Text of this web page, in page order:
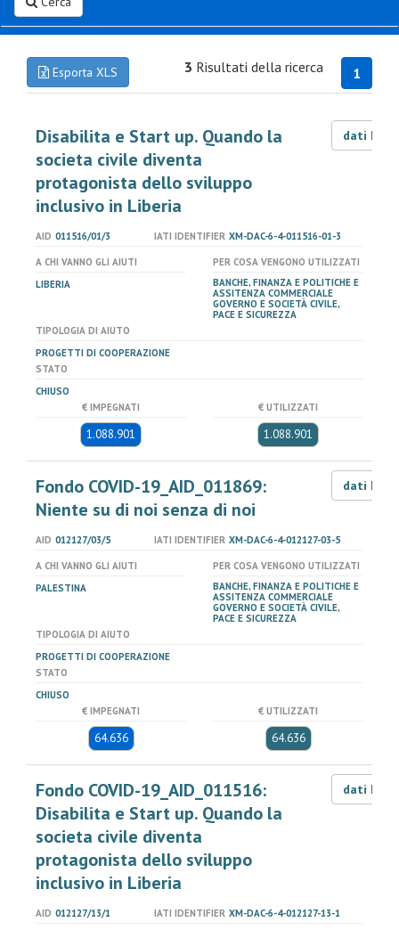
Esporta XLS 1
3 Risultati della ricerca
Disabilita e Start up. Quando la
societa civile diventa
protagonista dello sviluppo
inclusivo in Liberia
dati LOD
AID 011516/01/3 IATI IDENTIFIER XM-DAC-6-4-011516-01-3
A CHI VANNO GLI AIUTI
LIBERIA
PER COSA VENGONO UTILIZZATI
BANCHE, FINANZA E POLITICHE E
ASSITENZA COMMERCIALE
GOVERNO E SOCIETÀ CIVILE,
PACE E SICUREZZA
TIPOLOGIA DI AIUTO
PROGETTI DI COOPERAZIONE
STATO
CHIUSO
€ IMPEGNATI
1.088.901
€ UTILIZZATI
1.088.901
Fondo COVID-19_AID_011869:
Niente su di noi senza di noi
dati LOD
AID 012127/03/5 IATI IDENTIFIER XM-DAC-6-4-012127-03-5
A CHI VANNO GLI AIUTI
PALESTINA
PER COSA VENGONO UTILIZZATI
BANCHE, FINANZA E POLITICHE E
ASSITENZA COMMERCIALE
GOVERNO E SOCIETÀ CIVILE,
PACE E SICUREZZA
TIPOLOGIA DI AIUTO
PROGETTI DI COOPERAZIONE
STATO
CHIUSO
€ IMPEGNATI
64.636
€ UTILIZZATI
64.636
Fondo COVID-19_AID_011516:
Disabilita e Start up. Quando la
societa civile diventa
protagonista dello sviluppo
inclusivo in Liberia
dati LOD
AID 012127/13/1 IATI IDENTIFIER XM-DAC-6-4-012127-13-1